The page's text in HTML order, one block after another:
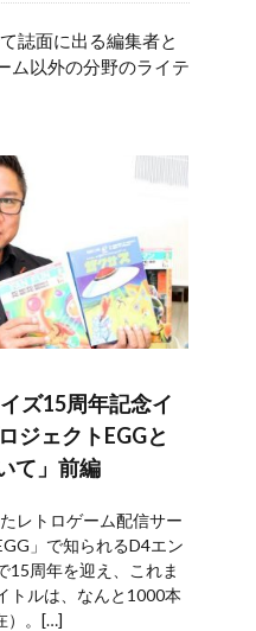
誌面に出る編集者と
ム以外の分野のライテ
ズ15周年記念イ
ジェクトEGGと
て」前編
レトロゲーム配信サー
」で知られるD4エン
15周年を迎え、これま
トルは、なんと1000本
）。[…]